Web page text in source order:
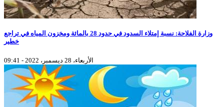
وزارة الفلاحة: نسبة إمتلاء السدود في حدود 28 بالمائة ومخزون المياه في تراجع
خطير
الأربعاء، 28 ديسمبر، 2022 - 09:41